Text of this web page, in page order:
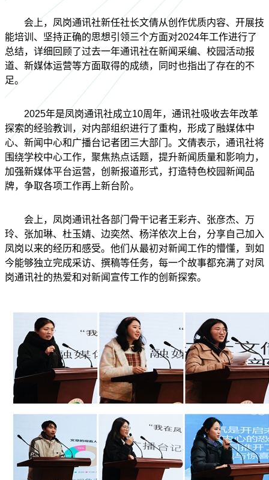
会上，凤岗通讯社新任社长文倩从创作优质内容、开展技
能培训、坚持正确的思想引领三个方面对2024年工作进行了
总结，详细回顾了过去一年通讯社在新闻采编、校园活动报
道、新媒体运营等方面取得的成绩，同时也指出了存在的不
足。
2025年是凤岗通讯社成立10周年，通讯社吸收去年改革
探索的经验教训，对内部组织进行了重构，形成了融媒体中
心、新闻中心和广播台记者团三大部门。文倩表示，通讯社将
围绕学校中心工作，聚焦热点话题，提升新闻质量和影响力，
加强新媒体平台运营，创新报道形式，打造特色校园新闻品
牌，争取各项工作再上新台阶。
会上，凤岗通讯社各部门骨干记者王彩卉、张彦杰、万
玲、张加琳、杜玉婧、边奕然、杨洋依次上台，分享自己加入
凤岗以来的经历和感受。他们从最初对新闻工作的懵懂，到如
今能够独立完成采访、撰稿等任务，每一个故事都充满了对凤
岗通讯社的热爱和对新闻宣传工作的创新探索。